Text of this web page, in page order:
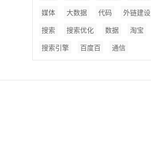
媒体
大数据 代码
外链建设
搜索
搜索优化 数据
淘宝
搜索引擎
百度百 通信